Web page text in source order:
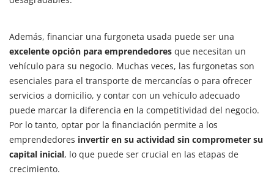
Además, financiar una furgoneta usada puede ser una
excelente opción para emprendedores que necesitan un
vehículo para su negocio. Muchas veces, las furgonetas son
esenciales para el transporte de mercancías o para ofrecer
servicios a domicilio, y contar con un vehículo adecuado
puede marcar la diferencia en la competitividad del negocio.
Por lo tanto, optar por la financiación permite a los
emprendedores invertir en su actividad sin comprometer su
capital inicial, lo que puede ser crucial en las etapas de
crecimiento.